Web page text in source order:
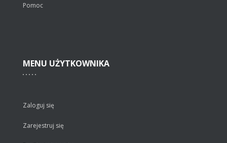
Pomoc
MENU UŻYTKOWNIKA
Zaloguj się
Zarejestruj się